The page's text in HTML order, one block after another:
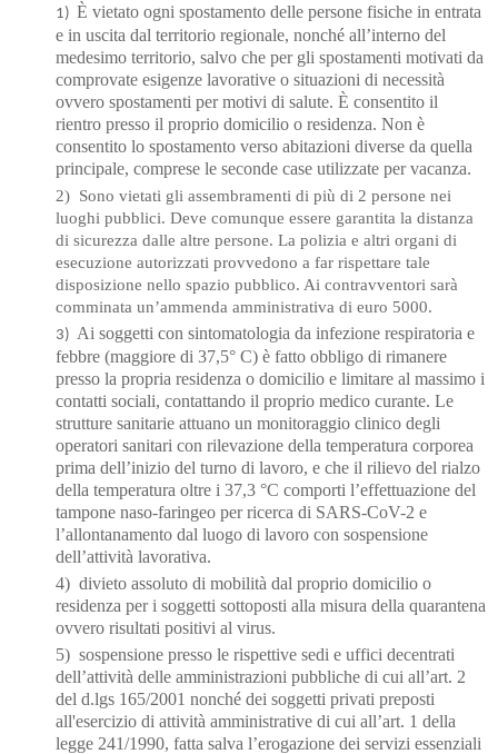
1) È vietato ogni spostamento delle persone fisiche in entrata
e in uscita dal territorio regionale, nonché all’interno del
medesimo territorio, salvo che per gli spostamenti motivati da
comprovate esigenze lavorative o situazioni di necessità
ovvero spostamenti per motivi di salute. È consentito il
rientro presso il proprio domicilio o residenza. Non è
consentito lo spostamento verso abitazioni diverse da quella
principale, comprese le seconde case utilizzate per vacanza.
2) Sono vietati gli assembramenti di più di 2 persone nei
luoghi pubblici. Deve comunque essere garantita la distanza
di sicurezza dalle altre persone. La polizia e altri organi di
esecuzione autorizzati provvedono a far rispettare tale
disposizione nello spazio pubblico. Ai contravventori sarà
comminata un’ammenda amministrativa di euro 5000.
3) Ai soggetti con sintomatologia da infezione respiratoria e
febbre (maggiore di 37,5° C) è fatto obbligo di rimanere
presso la propria residenza o domicilio e limitare al massimo i
contatti sociali, contattando il proprio medico curante. Le
strutture sanitarie attuano un monitoraggio clinico degli
operatori sanitari con rilevazione della temperatura corporea
prima dell’inizio del turno di lavoro, e che il rilievo del rialzo
della temperatura oltre i 37,3 °C comporti l’effettuazione del
tampone naso-faringeo per ricerca di SARS-CoV-2 e
l’allontanamento dal luogo di lavoro con sospensione
dell’attività lavorativa.
4) divieto assoluto di mobilità dal proprio domicilio o
residenza per i soggetti sottoposti alla misura della quarantena
ovvero risultati positivi al virus.
5) sospensione presso le rispettive sedi e uffici decentrati
dell’attività delle amministrazioni pubbliche di cui all’art. 2
del d.lgs 165/2001 nonché dei soggetti privati preposti
all'esercizio di attività amministrative di cui all’art. 1 della
legge 241/1990, fatta salva l’erogazione dei servizi essenziali